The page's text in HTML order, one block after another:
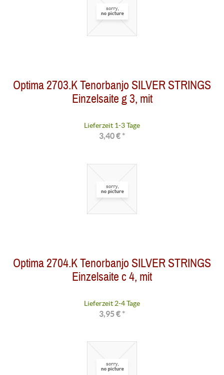
Optima 2703.K Tenorbanjo SILVER STRINGS
Einzelsaite g 3, mit
Lieferzeit 1-3 Tage
3,40 € *
Optima 2704.K Tenorbanjo SILVER STRINGS
Einzelsaite c 4, mit
Lieferzeit 2-4 Tage
3,95 € *